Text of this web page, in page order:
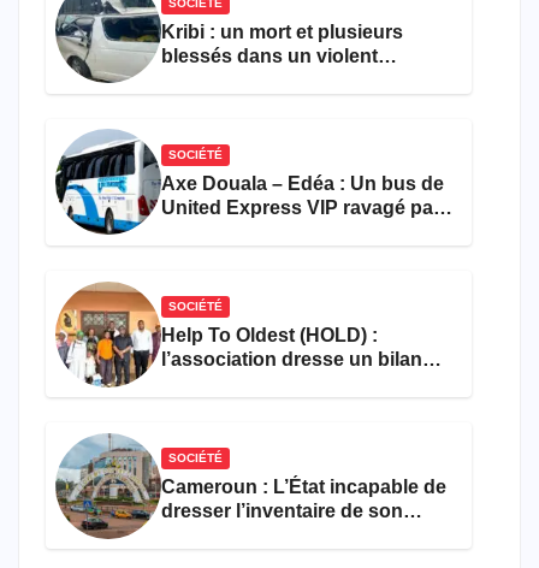
Kribi : un mort et plusieurs
blessés dans un violent
SOCIÉTÉ
Axe Douala – Edéa : Un bus de
United Express VIP ravagé par
SOCIÉTÉ
Help To Oldest (HOLD) :
l’association dresse un bilan
SOCIÉTÉ
Cameroun : L’État incapable de
dresser l’inventaire de son